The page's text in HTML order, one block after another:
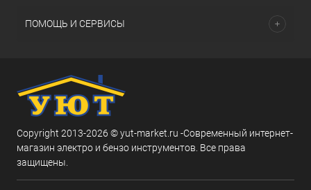
ПОМОЩЬ И СЕРВИСЫ
Copyright 2013-2026 © yut-market.ru -Современный интернет-
магазин электро и бензо инструментов. Все права
защищены.